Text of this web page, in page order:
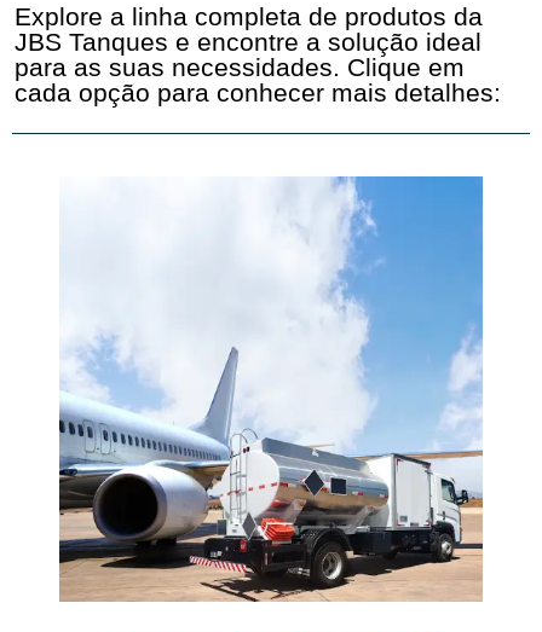
Explore a linha completa de produtos da
JBS Tanques e encontre a solução ideal
para as suas necessidades. Clique em
cada opção para conhecer mais detalhes: